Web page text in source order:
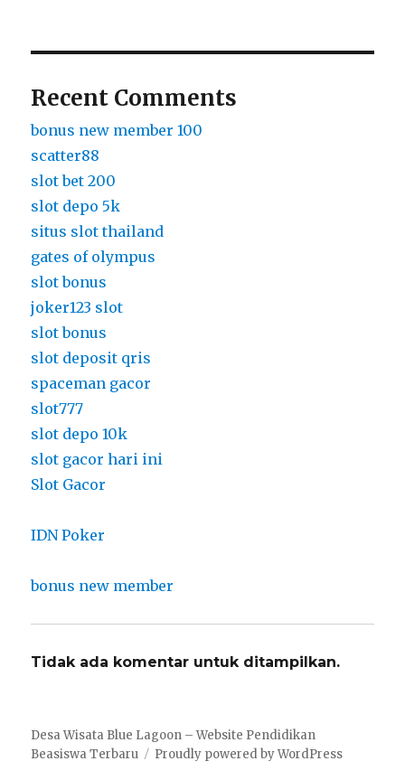
Recent Comments
bonus new member 100
scatter88
slot bet 200
slot depo 5k
situs slot thailand
gates of olympus
slot bonus
joker123 slot
slot bonus
slot deposit qris
spaceman gacor
slot777
slot depo 10k
slot gacor hari ini
Slot Gacor
IDN Poker
bonus new member
Tidak ada komentar untuk ditampilkan.
Desa Wisata Blue Lagoon – Website Pendidikan
Beasiswa Terbaru
Proudly powered by WordPress